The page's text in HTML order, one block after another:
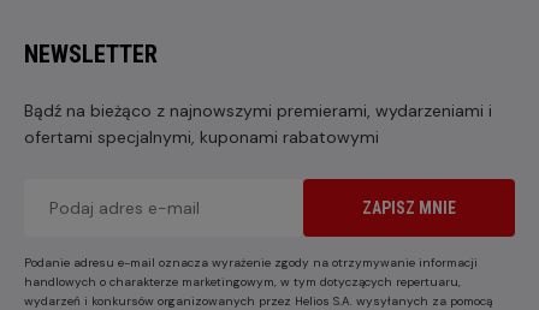
NEWSLETTER
Bądź na bieżąco z najnowszymi premierami, wydarzeniami i
ofertami specjalnymi, kuponami rabatowymi
ZAPISZ MNIE
Podanie adresu e-mail oznacza wyrażenie zgody na otrzymywanie informacji
handlowych o charakterze marketingowym, w tym dotyczących repertuaru,
wydarzeń i konkursów organizowanych przez Helios S.A. wysyłanych za pomocą